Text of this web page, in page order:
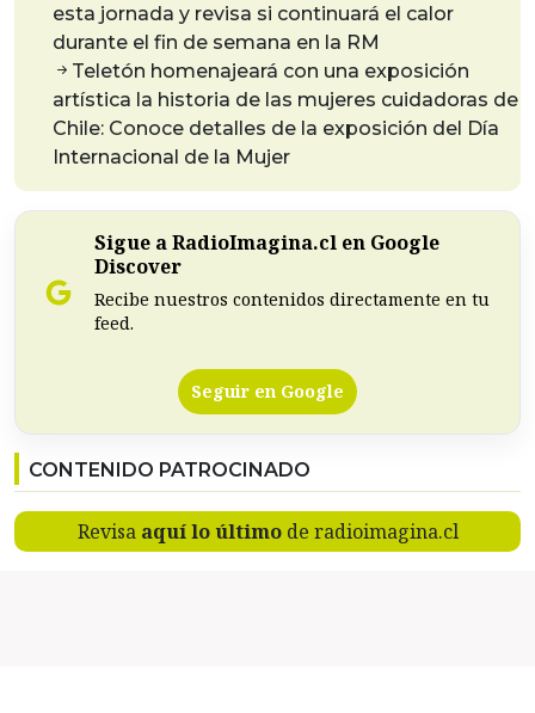
esta jornada y revisa si continuará el calor
durante el fin de semana en la RM
Teletón homenajeará con una exposición
artística la historia de las mujeres cuidadoras de
Chile: Conoce detalles de la exposición del Día
Internacional de la Mujer
Sigue a RadioImagina.cl en Google
Discover
Recibe nuestros contenidos directamente en tu
feed.
Seguir en Google
CONTENIDO PATROCINADO
Revisa aquí lo últimode radioimagina.cl